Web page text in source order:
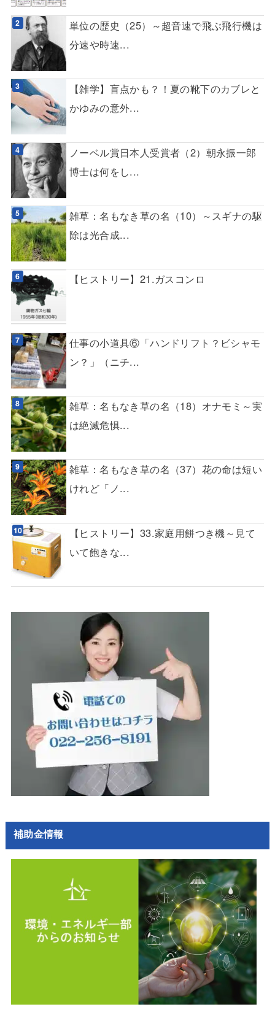
単位の歴史（25）～超音速で飛ぶ飛行機は
分速や時速...
【雑学】盲点かも？！夏の靴下のカブレと
かゆみの意外...
ノーベル賞日本人受賞者（2）朝永振一郎
博士は何をし...
雑草：名もなき草の名（10）～スギナの駆
除は光合成...
【ヒストリー】21.ガスコンロ
仕事の小道具⑥「ハンドリフト？ビシャモ
ン？」（ニチ...
雑草：名もなき草の名（18）オナモミ～実
は絶滅危惧...
雑草：名もなき草の名（37）花の命は短い
けれど「ノ...
【ヒストリー】33.家庭用餅つき機～見て
いて飽きな...
補助金情報